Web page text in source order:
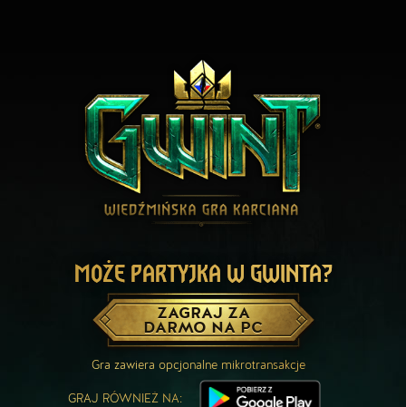
MOŻE PARTYJKA W GWINTA?
ZAGRAJ ZA
DARMO NA PC
Gra zawiera opcjonalne mikrotransakcje
GRAJ RÓWNIEŻ NA: